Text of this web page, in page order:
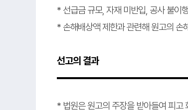
* 선급금 규모, 자재 미반입, 공사 불이
* 손해배상액 제한과 관련해 원고의 손
선고의 결과
* 법원은 원고의 주장을 받아들여 피